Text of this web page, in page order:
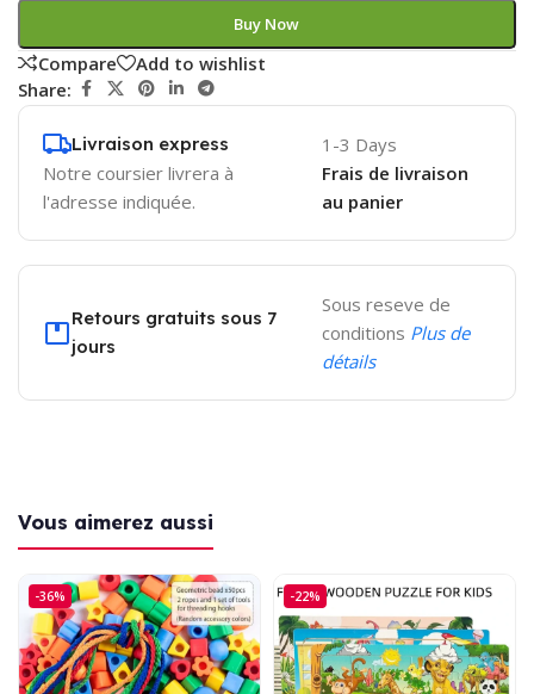
Buy Now
Compare
Add to wishlist
Share:
Livraison express
Notre coursier livrera à
l'adresse indiquée.
1-3 Days
Frais de livraison
au panier
Retours gratuits sous 7
jours
Sous reseve de
conditions Plus de
détails
Vous aimerez aussi
-36% -22%